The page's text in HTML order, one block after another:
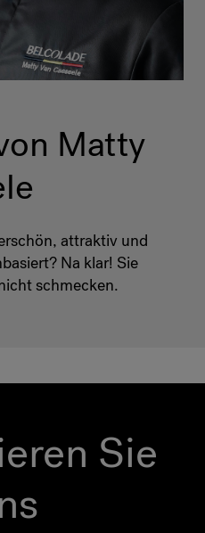
Matty
attraktiv und
Na klar! Sie
schmecken.
Sie